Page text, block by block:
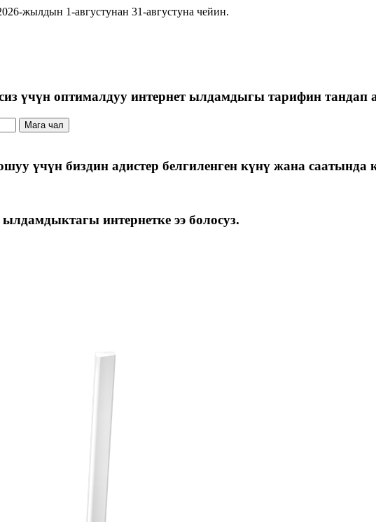
жылдын 1-августунан 31-августуна чейин.
үчүн оптималдуу интернет ылдамдыгы тарифин тандап
Мага чал
үчүн биздин адистер белгиленген күнү жана саатында
интернетке ээ болосуз.